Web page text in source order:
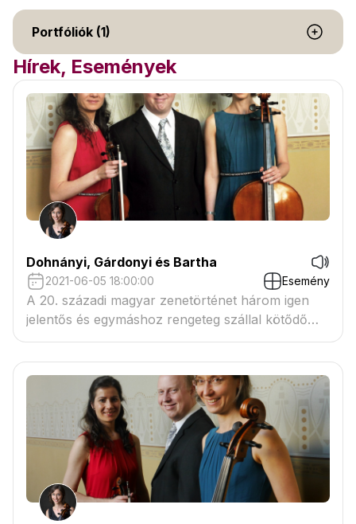
Portfóliók (1)
Hírek, Események
Dohnányi, Gárdonyi és Bartha
2021-06-05 18:00:00 Esemény
A 20. századi magyar zenetörténet három igen
jelentős és egymáshoz rengeteg szállal kötődő
alakját idézi meg az előadással egybekötött
kamaraest, melyet streamelt formában és -
reményeink szerint - élőben is követhetnek majd
az érdeklődők.